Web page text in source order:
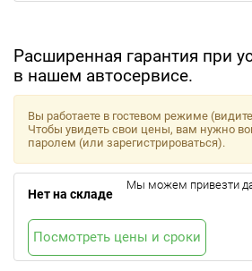
Расширенная гарантия при
в нашем автосервисе.
Вы работаете в гостевом режиме
Чтобы увидеть свои цены, вам нужно
паролем (или зарегистрироваться).
Нет на складе
Мы можем привезти
Посмотреть цены и сроки